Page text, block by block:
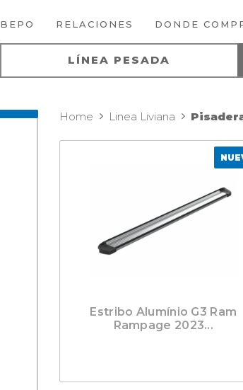
BEPO RELACIONES DONDE
LÍNEA PESADA
Home Linea Liviana
Estribo Alumínio G3 Ram
Rampage 2023...